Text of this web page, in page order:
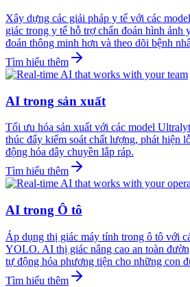
Xây dựng các giải pháp y tế với các
giác trong y tế hỗ trợ chẩn đoán hình ảnh
đoán thông minh hơn và theo dõi bệnh
Tìm hiểu thêm
AI trong sản xuất
Tối ưu hóa sản xuất với các model
thúc đẩy kiểm soát chất lượng, phát hiện
động hóa dây chuyền lắp ráp.
Tìm hiểu thêm
AI trong Ô tô
Áp dụng thị giác máy tính trong ô tô với
YOLO. AI thị giác nâng cao an toàn
tự động hóa phương tiện cho những con
Tìm hiểu thêm